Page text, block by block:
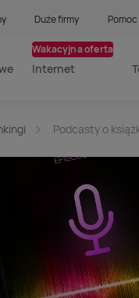
Duże firmy Pomoc
Internet
Wakacyjna oferta
Podcasty o